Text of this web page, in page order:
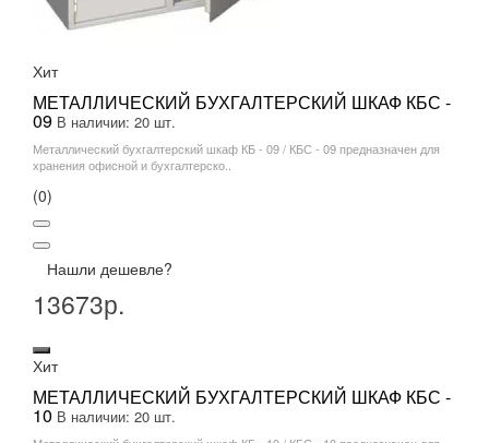
Хит
МЕТАЛЛИЧЕСКИЙ БУХГАЛТЕРСКИЙ ШКАФ КБС -
09 В наличии: 20 шт.
Металлический бухгалтерский шкаф КБ - 09 / КБС - 09 предназначен для
хранения офисной и бухгалтерско..
(0)
Нашли дешевле?
13673р.
Хит
МЕТАЛЛИЧЕСКИЙ БУХГАЛТЕРСКИЙ ШКАФ КБС -
10 В наличии: 20 шт.